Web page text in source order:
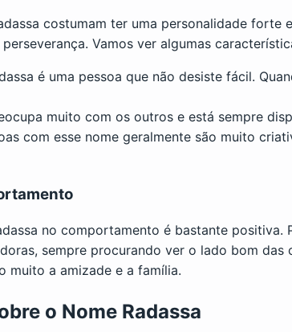
costumam ter uma personalidade forte
Vamos ver algumas
é uma pessoa que não desiste fácil.
muito com os outros e está sempre
com esse nome geralmente são muito
no comportamento é bastante positiva.
sempre procurando ver o lado bom das
muito a amizade e a família.
o Nome Radassa